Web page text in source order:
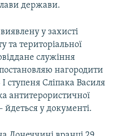
держави.
у захисті
та територіальної
служіння
нагородити
ступеня Сліпака Василя
антитерористичної
йдеться у документі.